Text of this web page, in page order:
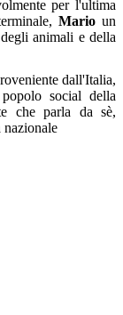
per l'ultima
Mario un
animali e della
dall'Italia,
social della
che parla da sè,
nazionale